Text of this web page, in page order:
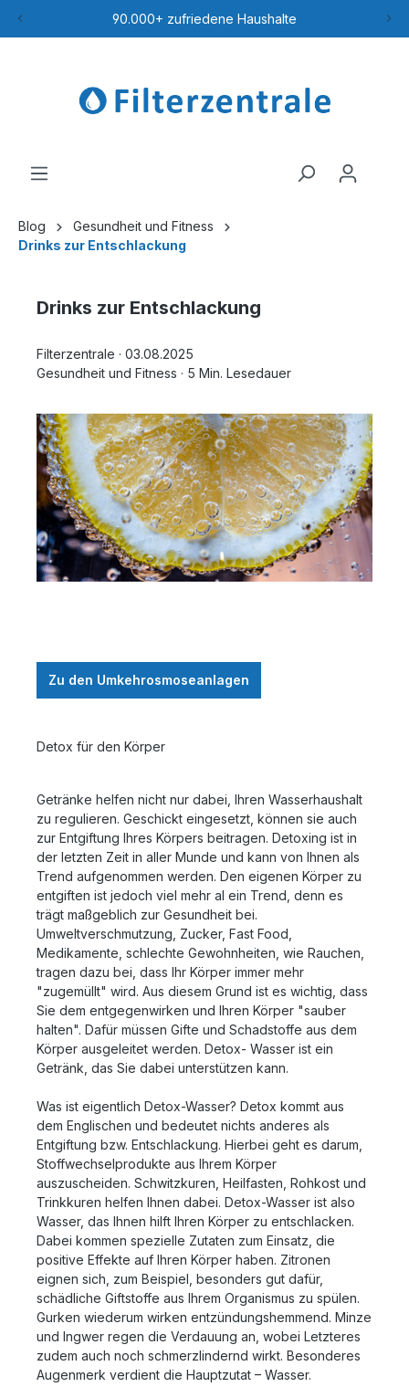
90.000+ zufriedene Haushalte
Blog
Gesundheit und Fitness
Drinks zur Entschlackung
Drinks zur Entschlackung
Filterzentrale · 03.08.2025
Gesundheit und Fitness · 5 Min. Lesedauer
Zu den Umkehrosmoseanlagen
Detox für den Körper
Getränke helfen nicht nur dabei, Ihren Wasserhaushalt
zu regulieren. Geschickt eingesetzt, können sie auch
zur Entgiftung Ihres Körpers beitragen. Detoxing ist in
der letzten Zeit in aller Munde und kann von Ihnen als
Trend aufgenommen werden. Den eigenen Körper zu
entgiften ist jedoch viel mehr al ein Trend, denn es
trägt maßgeblich zur Gesundheit bei.
Umweltverschmutzung, Zucker, Fast Food,
Medikamente, schlechte Gewohnheiten, wie Rauchen,
tragen dazu bei, dass Ihr Körper immer mehr
"zugemüllt" wird. Aus diesem Grund ist es wichtig, dass
Sie dem entgegenwirken und Ihren Körper "sauber
halten". Dafür müssen Gifte und Schadstoffe aus dem
Körper ausgeleitet werden. Detox- Wasser ist ein
Getränk, das Sie dabei unterstützen kann.
Was ist eigentlich Detox-Wasser? Detox kommt aus
dem Englischen und bedeutet nichts anderes als
Entgiftung bzw. Entschlackung. Hierbei geht es darum,
Stoffwechselprodukte aus Ihrem Körper
auszuscheiden. Schwitzkuren, Heilfasten, Rohkost und
Trinkkuren helfen Ihnen dabei. Detox-Wasser ist also
Wasser, das Ihnen hilft Ihren Körper zu entschlacken.
Dabei kommen spezielle Zutaten zum Einsatz, die
positive Effekte auf Ihren Körper haben. Zitronen
eignen sich, zum Beispiel, besonders gut dafür,
schädliche Giftstoffe aus Ihrem Organismus zu spülen.
Gurken wiederum wirken entzündungshemmend. Minze
und Ingwer regen die Verdauung an, wobei Letzteres
zudem auch noch schmerzlindernd wirkt. Besonderes
Augenmerk verdient die Hauptzutat – Wasser.